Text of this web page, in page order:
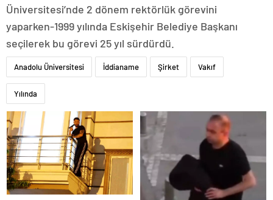
Üniversitesi’nde 2 dönem rektörlük görevini
yaparken-1999 yılında Eskişehir Belediye Başkanı
seçilerek bu görevi 25 yıl sürdürdü.
Anadolu Üniversitesi İddianame Şirket Vakıf
Yılında